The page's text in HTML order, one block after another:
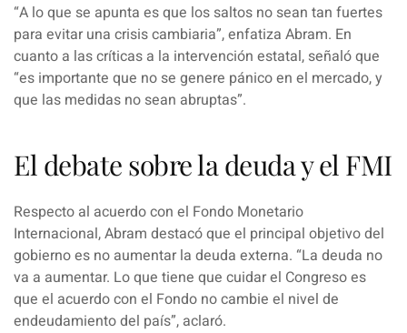
“A lo que se apunta es que los saltos no sean tan fuertes
para evitar una crisis cambiaria”, enfatiza Abram. En
cuanto a las críticas a la intervención estatal, señaló que
“es importante que no se genere pánico en el mercado, y
que las medidas no sean abruptas”.
El debate sobre la deuda y el FMI
Respecto al acuerdo con el Fondo Monetario
Internacional, Abram destacó que el principal objetivo del
gobierno es no aumentar la deuda externa. “La deuda no
va a aumentar. Lo que tiene que cuidar el Congreso es
que el acuerdo con el Fondo no cambie el nivel de
endeudamiento del país”, aclaró.